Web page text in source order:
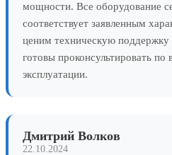
мощности. Все оборудование
соответствует заявленным
ценим техническую
готовы проконсультировать
эксплуатации.
Дмитрий Волков
22.10.2024